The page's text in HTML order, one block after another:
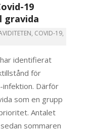
19
gravida
, COVID-19,
identifierat
för
infektion. Därför
som en grupp
Antalet
sommaren